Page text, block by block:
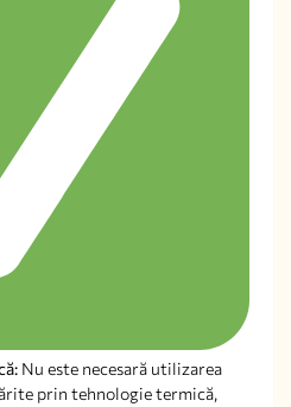
Nu este necesară utilizarea
prin tehnologie termică,